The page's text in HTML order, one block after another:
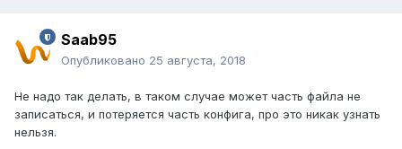
Saab95
Опубликовано 25 августа, 2018
Не надо так делать, в таком случае может часть файла не
записаться, и потеряется часть конфига, про это никак узнать
нельзя.